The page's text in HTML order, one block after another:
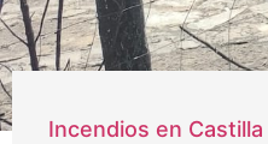
Incendios en